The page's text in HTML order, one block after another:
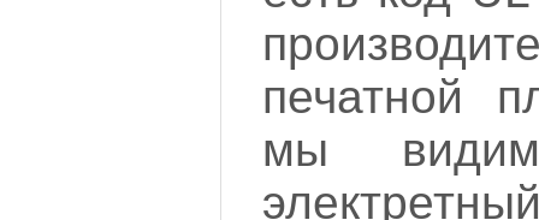
печатной
мы